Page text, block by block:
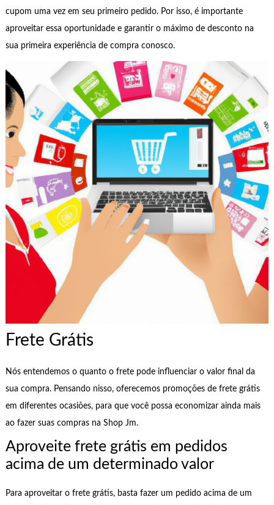
cupom uma vez em seu primeiro pedido. Por isso, é importante
aproveitar essa oportunidade e garantir o máximo de desconto na
sua primeira experiência de compra conosco.
Frete Grátis
Nós entendemos o quanto o frete pode influenciar o valor final da
sua compra. Pensando nisso, oferecemos promoções de frete grátis
em diferentes ocasiões, para que você possa economizar ainda mais
ao fazer suas compras na Shop Jm.
Aproveite frete grátis em pedidos
acima de um determinado valor
Para aproveitar o frete grátis, basta fazer um pedido acima de um